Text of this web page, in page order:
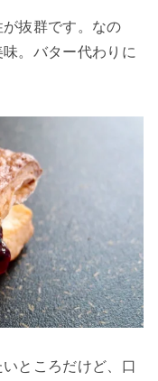
抜群です。なの
。バター代わりに
ところだけど、口